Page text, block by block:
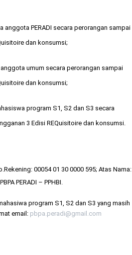
PERADI secara perorangan sampai
dan konsumsi;
umum secara perorangan sampai
dan konsumsi;
program S1, S2 dan S3 secara
3 Edisi REQuisitoire dan konsumsi.
00054 01 30 0000 595; Atas Nama:
PERADI – PPHBI.
program S1, S2 dan S3 yang masih
email: pbpa.peradi@gmail.com